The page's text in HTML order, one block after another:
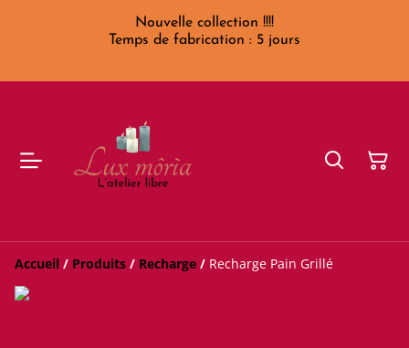
Nouvelle collection !!!!
Temps de fabrication : 5 jours
Accueil / Produits / Recharge / Recharge Pain Grillé